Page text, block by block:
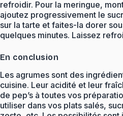
refroidir. Pour la meringue,
ajoutez progressivement le
sur la tarte et faites-la dorer
quelques minutes. Laissez
En conclusion
Les agrumes sont des
cuisine. Leur acidité et leur
de pep’s à toutes vos
utiliser dans vos plats salés,